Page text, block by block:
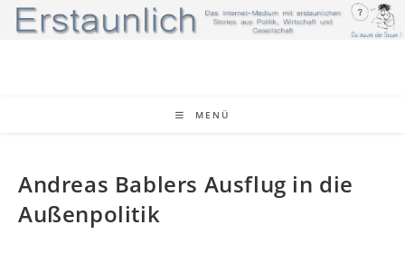
MENÜ
Andreas Bablers Ausflug in die
Außenpolitik